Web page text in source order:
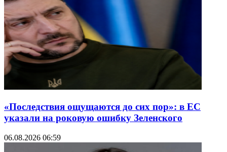
«Последствия ощущаются до сих пор»: в ЕС
указали на роковую ошибку Зеленского
06.08.2026 06:59